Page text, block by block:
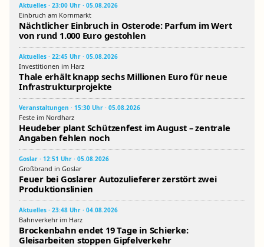
Aktuelles · 23:00 Uhr · 05.08.2026
Einbruch am Kornmarkt
Nächtlicher Einbruch in Osterode: Parfum im Wert
von rund 1.000 Euro gestohlen
Aktuelles · 22:45 Uhr · 05.08.2026
Investitionen im Harz
Thale erhält knapp sechs Millionen Euro für neue
Infrastrukturprojekte
Veranstaltungen · 15:30 Uhr · 05.08.2026
Feste im Nordharz
Heudeber plant Schützenfest im August – zentrale
Angaben fehlen noch
Goslar · 12:51 Uhr · 05.08.2026
Großbrand in Goslar
Feuer bei Goslarer Autozulieferer zerstört zwei
Produktionslinien
Aktuelles · 23:48 Uhr · 04.08.2026
Bahnverkehr im Harz
Brockenbahn endet 19 Tage in Schierke:
Gleisarbeiten stoppen Gipfelverkehr